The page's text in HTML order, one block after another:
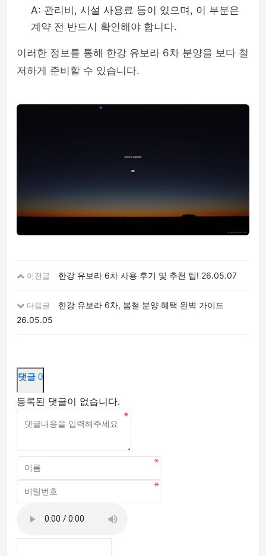
A: 관리비, 시설 사용료 등이 있으며, 이 부분은
계약 전 반드시 확인해야 합니다.
이러한 정보를 통해 한강 유보라 6차 분양을 보다 철
저하게 준비할 수 있습니다.
이전글 한강 유보라 6차 사용 후기 및 추천 팁! 26.05.07
다음글
한강 유보라 6차, 봄철 분양 혜택 완벽 가이드
26.05.05
댓글 0
등록된 댓글이 없습니다.